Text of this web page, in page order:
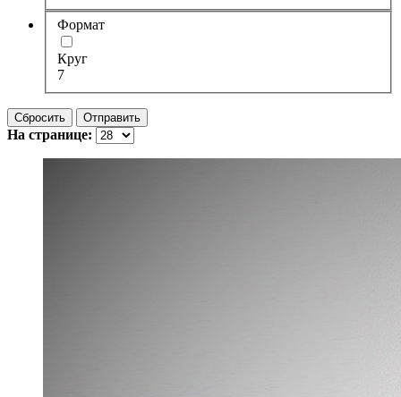
Формат
Круг
7
Сбросить Отправить
На странице: